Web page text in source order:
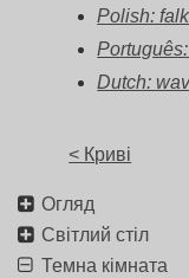
Polish:
Dutch:
< Криві
Огляд
Світлий стіл
Темна кімната